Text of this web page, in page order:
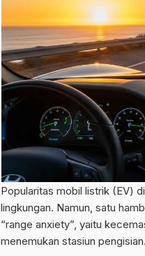
Popularitas mobil listrik (EV)
lingkungan. Namun, satu
“range anxiety”, yaitu
menemukan stasiun pengisian.